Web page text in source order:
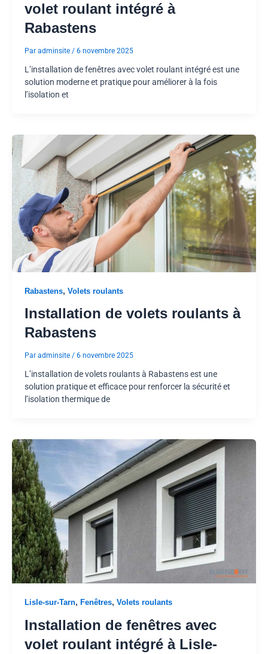
volet roulant intégré à
Rabastens
Par adminsite / 6 novembre 2025
L’installation de fenêtres avec volet roulant intégré est une
solution moderne et pratique pour améliorer à la fois
l’isolation et
Rabastens, Volets roulants
Installation de volets roulants à
Rabastens
Par adminsite / 6 novembre 2025
L’installation de volets roulants à Rabastens est une
solution pratique et efficace pour renforcer la sécurité et
l’isolation thermique de
Lisle-sur-Tarn, Fenêtres, Volets roulants
Installation de fenêtres avec
volet roulant intégré à Lisle-